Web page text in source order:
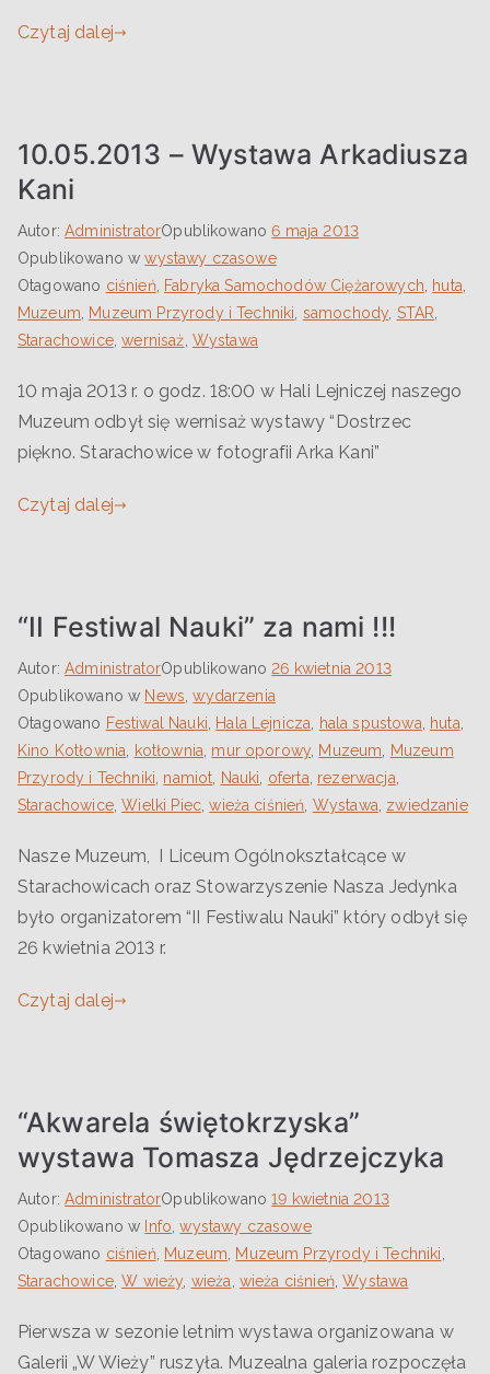
Czytaj dalej
10.05.2013 – Wystawa Arkadiusza
Kani
Autor:AdministratorOpublikowano6 maja 2013
Opublikowano wwystawy czasowe
Otagowano ciśnień, Fabryka Samochodów Ciężarowych huta
Muzeum
Muzeum Przyrody i Techniki samochody STAR
Starachowice,wernisaż Wystawa
10 maja 2013 r. o godz. 18:00 w Hali Lejniczej naszego
Muzeum odbył się wernisaż wystawy “Dostrzec
piękno. Starachowice w fotografii Arka Kani”
Czytaj dalej
“II Festiwal Nauki” za nami !!!
Autor:AdministratorOpublikowano26 kwietnia 2013
Opublikowano w News ,wydarzenia
Otagowano Festiwal Nauki Hala Lejnicza hala spustowa huta
Kino Kotłownia
kotłownia mur oporowy Muzeum
Muzeum
Przyrody i Techniki namiot Nauki oferta rezerwacja
Starachowice,Wielki Piec ,wieża ciśnień Wystawa zwiedzanie
Nasze Muzeum, I Liceum Ogólnokształcące w
Starachowicach oraz Stowarzyszenie Nasza Jedynka
było organizatorem “II Festiwalu Nauki” który odbył się
26 kwietnia 2013 r.
Czytaj dalej
“Akwarela świętokrzyska”
wystawa Tomasza Jędrzejczyka
Autor:AdministratorOpublikowano19 kwietnia 2013
Opublikowano w Info ,wystawy czasowe
Otagowano ciśnień, Muzeum Muzeum Przyrody i Techniki
Starachowice,W wieży wieża wieża ciśnień,Wystawa
Pierwsza w sezonie letnim wystawa organizowana w
Galerii „W Wieży” ruszyła. Muzealna galeria rozpoczęła